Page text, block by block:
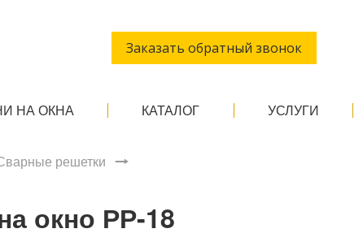
Заказать обратный звонок
НА ОКНА КАТАЛОГ УСЛУГИ
решетки
окно РР-18